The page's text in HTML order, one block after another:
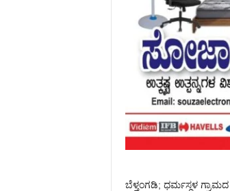
ಬೆಳ್ತಂಗಡಿ; ಧರ್ಮಸ್ಥಳ